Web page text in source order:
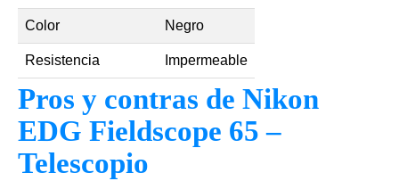
Color Negro
Resistencia Impermeable
Pros y contras de Nikon
EDG Fieldscope 65 –
Telescopio